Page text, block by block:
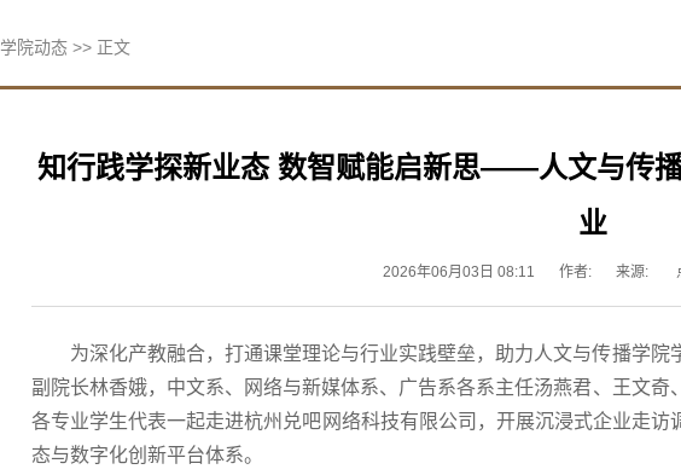
学院动态 >> 正文
知行践学探新业态 数智赋能启新思——人文与传
业
2026年06月03日 08:11 作者: 来源:
为深化产教融合，打通课堂理论与行业实践壁垒，助力人文与传播学
副院长林香娥，中文系、网络与新媒体系、广告系各系主任汤燕君、王文奇
各专业学生代表一起走进杭州兑吧网络科技有限公司，开展沉浸式企业走
态与数字化创新平台体系。